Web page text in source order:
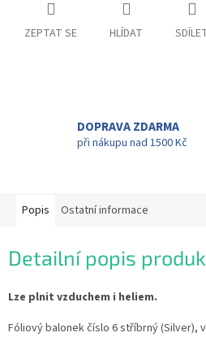
ZEPTAT SE HLÍDAT
DOPRAVA ZDARMA
při nákupu nad 1500 Kč
Popis Ostatní informace
Detailní popis
Lze plnit vzduchem i heliem.
Fóliový balonek číslo 6 stříbrný (Silver),